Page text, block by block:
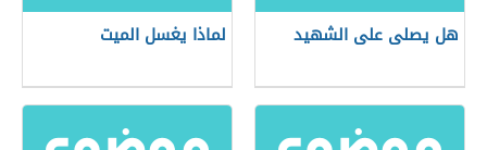
هل يصلى على الشهيد لماذا يغسل الميت